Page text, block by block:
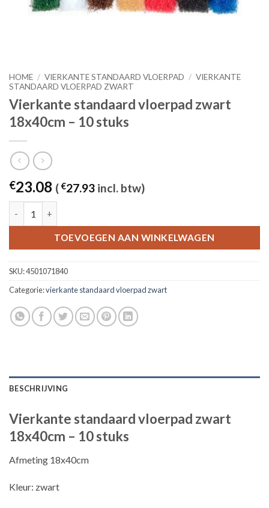
HOME / VIERKANTE STANDAARD VLOERPAD / VIERKANTE
STANDAARD VLOERPAD ZWART
Vierkante standaard vloerpad zwart
18x40cm – 10 stuks
€23.08 ( €27.93 incl. btw)
TOEVOEGEN AAN WINKELWAGEN
SKU:4501071840
Categorie:vierkante standaard vloerpad zwart
BESCHRIJVING
Vierkante standaard vloerpad zwart
18x40cm – 10 stuks
Afmeting 18x40cm
Kleur: zwart